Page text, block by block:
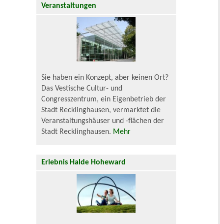
Veranstaltungen
Sie haben ein Konzept, aber keinen Ort?
Das Vestische Cultur- und
Congresszentrum, ein Eigenbetrieb der
Stadt Recklinghausen, vermarktet die
Veranstaltungshäuser und -flächen der
Stadt Recklinghausen. Mehr
Erlebnis Halde Hoheward